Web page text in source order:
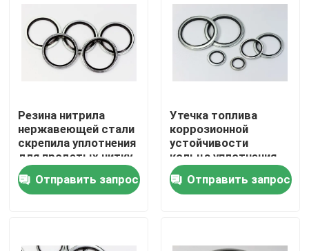
Наша фабрика
контроль качества
контактные данные
Новости
резиновые колцеобразные уплотнения
Резина нитрила
нержавеющей стали
скрепила уплотнения
для продетых нитку
соединений трубы
Отправить запрос
Утечка топлива
коррозионной
устойчивости
кольца уплотнения
гидравлического
масла скрепленная
анти-
Отправить запрос